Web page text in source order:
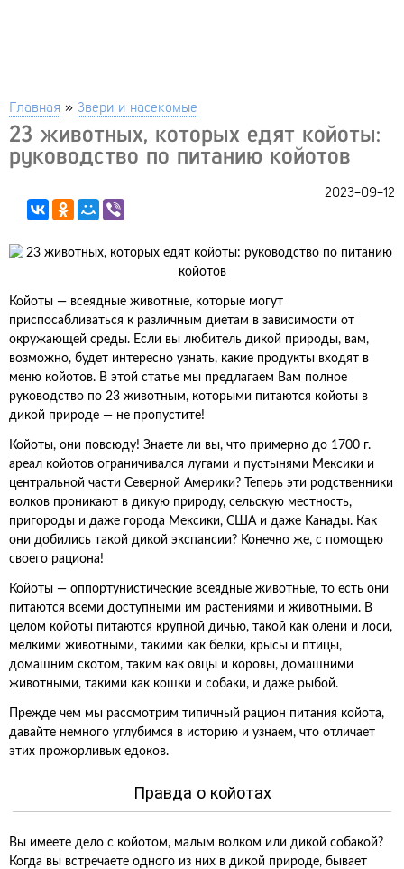
Главная » Звери и насекомые
23 животных, которых едят койоты:
руководство по питанию койотов
2023-09-12
Койоты — всеядные животные, которые могут
приспосабливаться к различным диетам в зависимости от
окружающей среды. Если вы любитель дикой природы, вам,
возможно, будет интересно узнать, какие продукты входят в
меню койотов. В этой статье мы предлагаем Вам полное
руководство по 23 животным, которыми питаются койоты в
дикой природе — не пропустите!
Койоты, они повсюду! Знаете ли вы, что примерно до 1700 г.
ареал койотов ограничивался лугами и пустынями Мексики и
центральной части Северной Америки? Теперь эти родственники
волков проникают в дикую природу, сельскую местность,
пригороды и даже города Мексики, США и даже Канады. Как
они добились такой дикой экспансии? Конечно же, с помощью
своего рациона!
Койоты — оппортунистические всеядные животные, то есть они
питаются всеми доступными им растениями и животными. В
целом койоты питаются крупной дичью, такой как олени и лоси,
мелкими животными, такими как белки, крысы и птицы,
домашним скотом, таким как овцы и коровы, домашними
животными, такими как кошки и собаки, и даже рыбой.
Прежде чем мы рассмотрим типичный рацион питания койота,
давайте немного углубимся в историю и узнаем, что отличает
этих прожорливых едоков.
Правда о койотах
Вы имеете дело с койотом, малым волком или дикой собакой?
Когда вы встречаете одного из них в дикой природе, бывает